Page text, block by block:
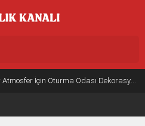
Modern ve Sıcak Bir Atmosfer İçin Oturma Odası Dekorasyon Önerileri